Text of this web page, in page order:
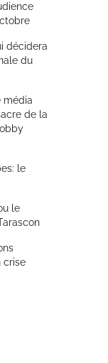
décidera
du
média
de la
le
le
crise